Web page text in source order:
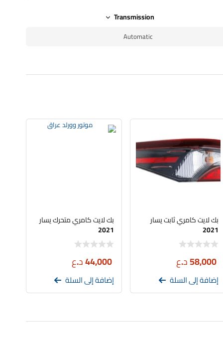
Transmission
Automatic
بك لايت كامري ثابت يسار
2021
58,000د.ع
إضافة إلى السلة
بك لايت كامري متحرك يسار
2021
44,000د.ع
إضافة إلى السلة